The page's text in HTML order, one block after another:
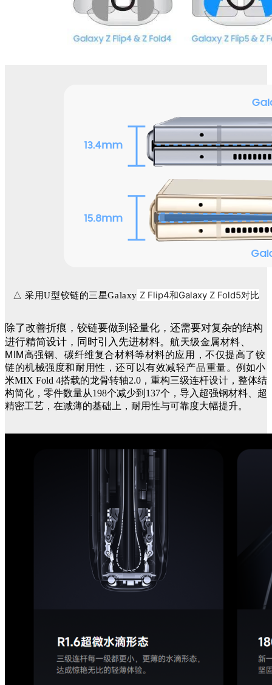
△ 采用U型铰链的三星Galaxy Z Flip4和Galaxy Z Fold5对比
除了改善折痕，铰链要做到轻量化，还需要对复杂的结构
进行精简设计，同时引入先进材料。 航天级金属材料、
MIM高强钢、碳纤维复合材料等材料的应用，不仅提高了铰
链的机械强度和耐用性，还可以有效减轻产品重量。例如小
米MIX Fold 4搭载的龙骨转轴2.0，重构三级连杆设计，整体结
构简化，零件数量从198个减少到137个，导入超强钢材料、超
精密工艺，在减薄的基础上，耐用性与可靠度大幅提升。